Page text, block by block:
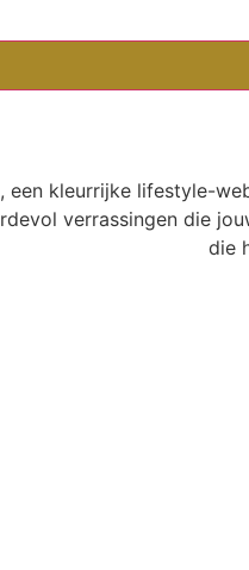
een kleurrijke lifestyle-
verrassingen die
die